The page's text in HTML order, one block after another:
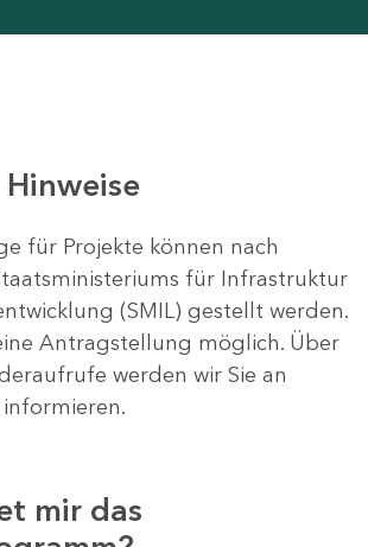
für Projekte können nach
für Infrastruktur
(SMIL) gestellt werden.
Antragstellung möglich. Über
werden wir Sie an
mir das